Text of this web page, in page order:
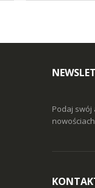
Podaj swój